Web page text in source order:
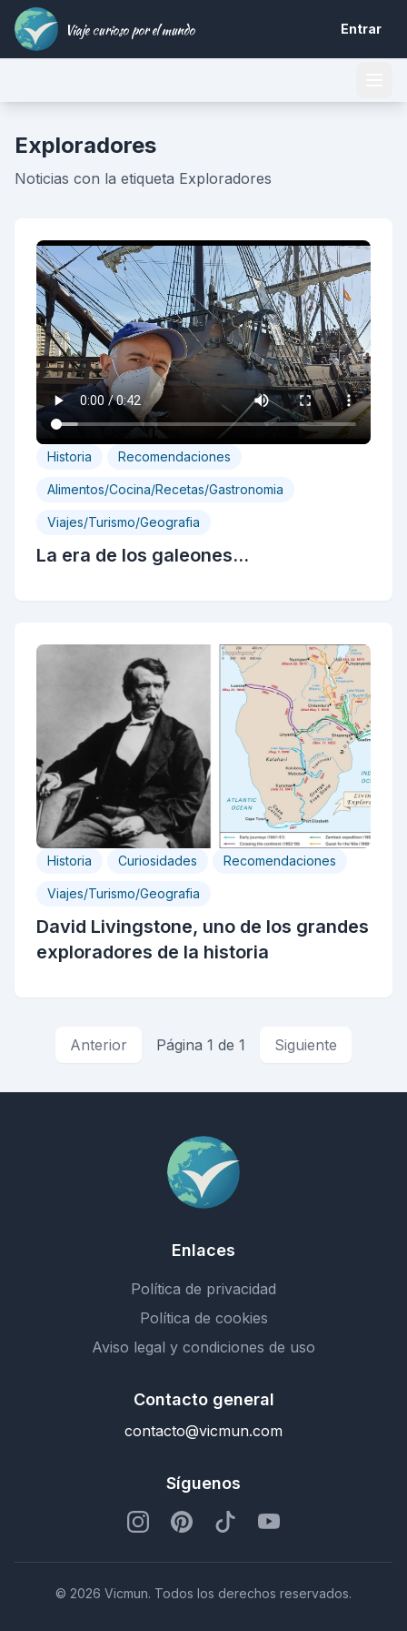
Viaje curioso por el mundo Entrar
Exploradores
Noticias con la etiqueta Exploradores
Historia Recomendaciones
Alimentos/Cocina/Recetas/Gastronomia
Viajes/Turismo/Geografia
La era de los galeones...
Historia Curiosidades Recomendaciones
Viajes/Turismo/Geografia
David Livingstone, uno de los grandes
exploradores de la historia
Anterior Página 1 de 1 Siguiente
Enlaces
Política de privacidad
Política de cookies
Aviso legal y condiciones de uso
Contacto general
contacto@vicmun.com
Síguenos
© 2026 Vicmun. Todos los derechos reservados.